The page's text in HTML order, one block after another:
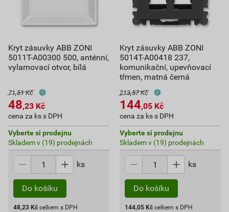
Kryt zásuvky ABB ZONI
5011T-A00300 500, anténní,
vylamovací otvor, bílá
71,51 Kč
48,23 Kč
cena za ks s DPH
Vyberte si prodejnu
Skladem v (19) prodejnách
ks
Do košíku
48,23 Kč celkem s DPH
Kryt zásuvky ABB ZONI
5014T-A00418 237,
komunikační, upevňovací
třmen, matná černá
213,57 Kč
144,05 Kč
cena za ks s DPH
Vyberte si prodejnu
Skladem v (19) prodejnách
ks
Do košíku
144,05 Kč celkem s DPH